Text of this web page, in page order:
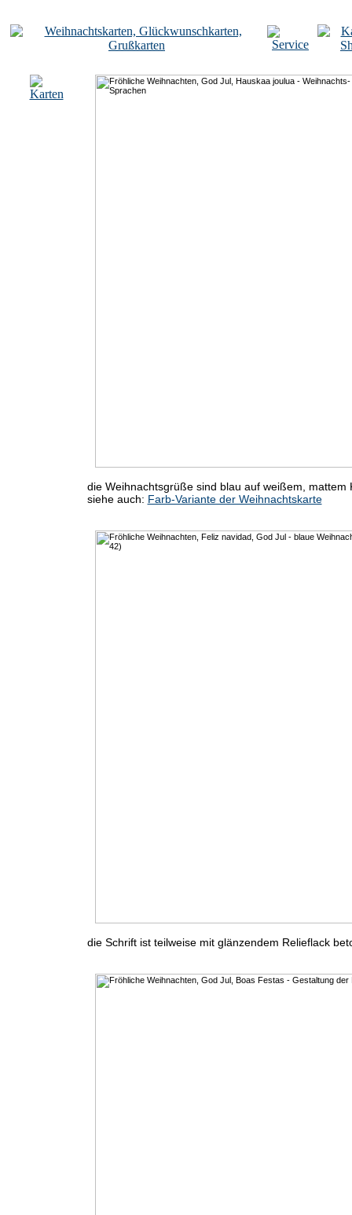
die Weihnachtsgrüße sind blau auf weißem, mattem
siehe auch: Farb-Variante der Weihnachtskarte
die Schrift ist teilweise mit glänzendem Relieflack